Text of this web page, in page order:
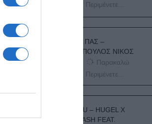
Περιμένετε...
ΟΠΟΥ ΚΙ ΑΝ ΠΑΣ –
ΟΙΚΟΝΟΜΟΠΟΥΛΟΣ ΝΙΚΟΣ
Παρακαλώ
Περιμένετε...
I ADORE YOU – HUGEL X
TOPIC X ARASH FEAT.